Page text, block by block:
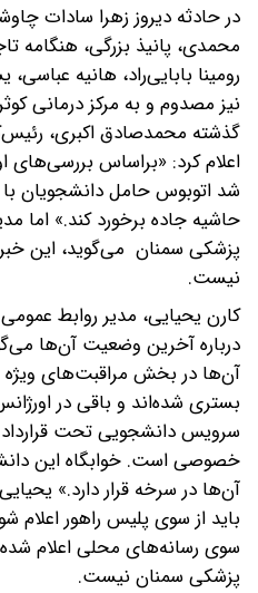
در حادثه دیروز زهرا سادات
محمدی، پانیذ بزرگی، هنگامه
رومینا بابایی‌راد، هانیه
نیز مصدوم و به مرکز درمانی
گذشته محمدصادق اکبری،
اعلام کرد: «براساس بررسی‌های
شد اتوبوس حامل دانشجویان
حاشیه جاده برخورد کند.» اما
پزشکی سمنان می‌گوید، این خبر
نیست.
کارن یحیایی، مدیر روابط
درباره آخرین وضعیت آن‌ها
آن‌ها در بخش مراقبت‌های
بستری شده‌اند و باقی در
سرویس دانشجویی تحت
خصوصی است. خوابگاه این
آن‌ها در سرخه قرار دارد.»
باید از سوی پلیس راهور اعلام
سوی رسانه‌های محلی اعلام شده
پزشکی سمنان نیست.